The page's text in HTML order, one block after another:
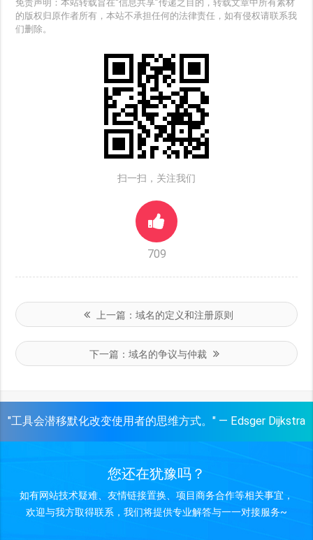
免责声明：本站转载旨在“信息共享”传递之目的，转载文章中所有素材
的版权归原作者所有，本站不承担任何的法律责任，如有侵权请联系我
们删除。
扫一扫，关注我们
709
上一篇： 域名的定义和注册原则
下一篇：域名的争议与仲裁
"工具会潜移默化改变使用者的思维方式。" — Edsger Dijkstra
您还在犹豫吗？
如有网站技术疑难、友情链接置换、项目商务合作等相关事宜，
欢迎与我方取得联系，我们将提供专业解答与一一对接服务~